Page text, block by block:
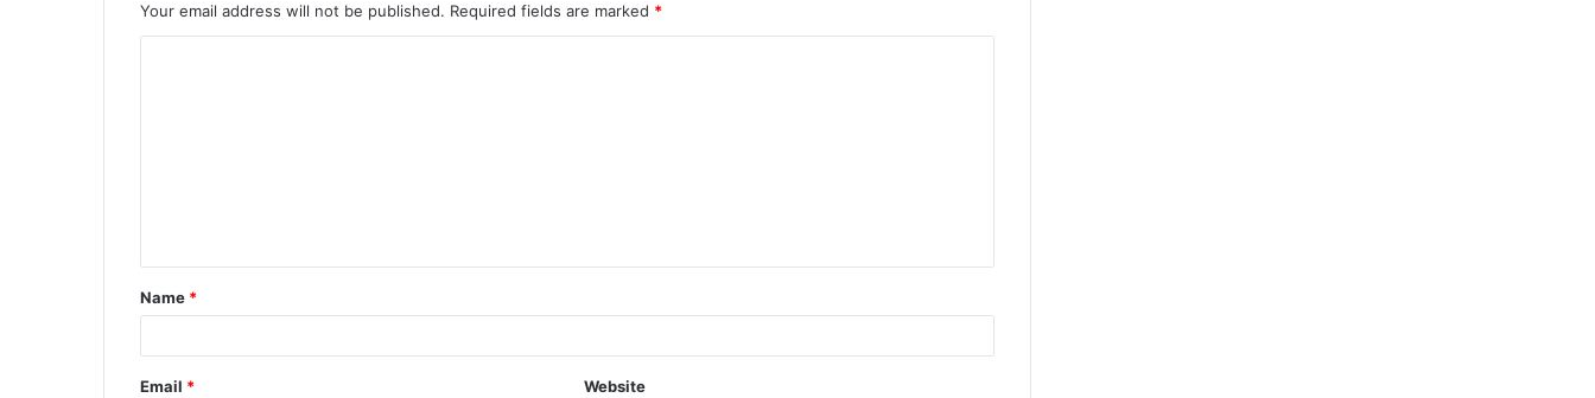
Your email address will not be published. Required fields are marked *
t
*
Name *
Email * Website